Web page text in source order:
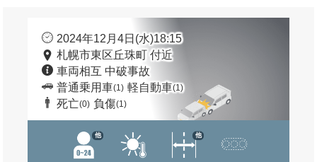
2024年12月4日(水)18:15
札幌市東区丘珠町 付近
車両相互 中破事故
普通乗用車(1) 軽自動車(1)
死亡(0) 負傷(1)
他 他